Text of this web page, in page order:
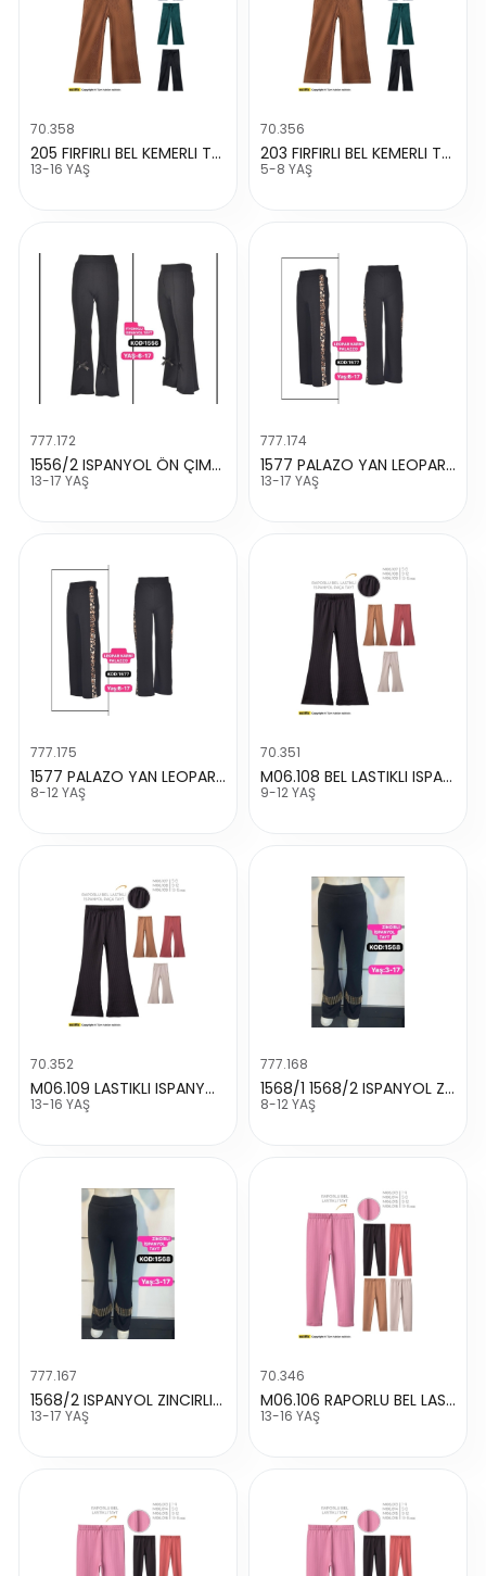
70.358
205 FIRFIRLI BEL KEMERLI TORBA CEP ŞALVAR
13-16 YAŞ
70.356
203 FIRFIRLI BEL KEMERLI TORBA CEP ŞALVAR
5-8 YAŞ
777.172
1556/2 ISPANYOL ÖN ÇIMA KURDALELİ TAYT
13-17 YAŞ
777.174
1577 PALAZO YAN LEOPAR GARNİLİ TAYT
13-17 YAŞ
777.175
1577 PALAZO YAN LEOPAR GARNİLİ TAYT
8-12 YAŞ
70.351
M06.108 BEL LASTIKLI ISPANYOL PACA TAYT
9-12 YAŞ
70.352
M06.109 LASTIKLI ISPANYOL PACA TAYT
13-16 YAŞ
777.168
1568/1 1568/2 ISPANYOL ZINCIRLI TAYT
8-12 YAŞ
777.167
1568/2 ISPANYOL ZINCIRLI TAYT
13-17 YAŞ
70.346
M06.106 RAPORLU BEL LASTIKLI TAY
13-16 YAŞ